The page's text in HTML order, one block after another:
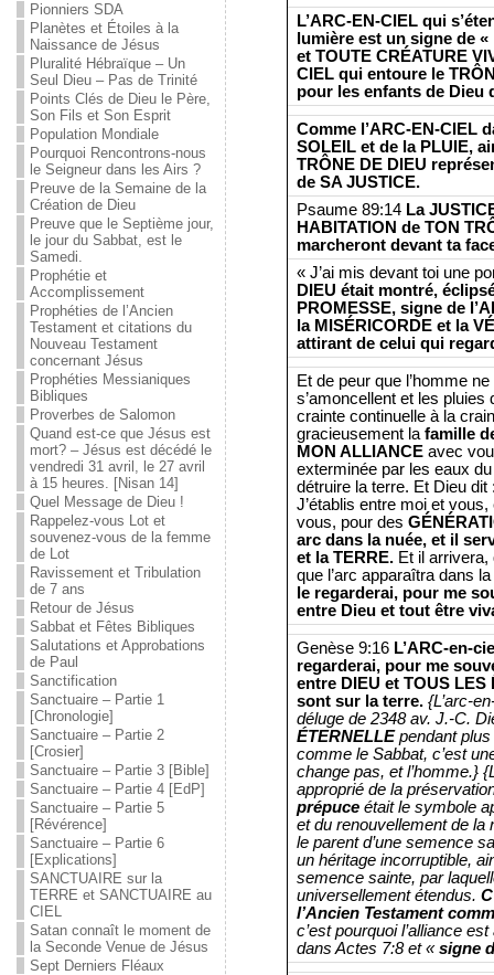
Pionniers SDA
Planètes et Étoiles à la
Naissance de Jésus
Pluralité Hébraïque – Un
Seul Dieu – Pas de Trinité
Points Clés de Dieu le Père,
Son Fils et Son Esprit
Population Mondiale
Pourquoi Rencontrons-nous
le Seigneur dans les Airs ?
Preuve de la Semaine de la
Création de Dieu
Preuve que le Septième jour,
le jour du Sabbat, est le
Samedi.
Prophétie et
Accomplissement
Prophéties de l’Ancien
Testament et citations du
Nouveau Testament
concernant Jésus
Prophéties Messianiques
Bibliques
Proverbes de Salomon
Quand est-ce que Jésus est
mort? – Jésus est décédé le
vendredi 31 avril, le 27 avril
à 15 heures. [Nisan 14]
Quel Message de Dieu !
Rappelez-vous Lot et
souvenez-vous de la femme
de Lot
Ravissement et Tribulation
de 7 ans
Retour de Jésus
Sabbat et Fêtes Bibliques
Salutations et Approbations
de Paul
Sanctification
Sanctuaire – Partie 1
[Chronologie]
Sanctuaire – Partie 2
[Crosier]
Sanctuaire – Partie 3 [Bible]
Sanctuaire – Partie 4 [EdP]
Sanctuaire – Partie 5
[Révérence]
Sanctuaire – Partie 6
[Explications]
SANCTUAIRE sur la
TERRE et SANCTUAIRE au
CIEL
Satan connaît le moment de
la Seconde Venue de Jésus
Sept Derniers Fléaux
L’ARC-EN-CIEL qui
lumière est un signe de
et TOUTE CRÉATURE
CIEL qui entoure le
pour les enfants de Dieu
Comme l’ARC-EN-CIEL
SOLEIL et de la PLUIE,
TRÔNE DE DIEU
de SA JUSTICE.
Psaume 89:14 La
HABITATION de TON
marcheront devant ta
« J’ai mis devant toi une
DIEU était montré,
PROMESSE, signe de
la MISÉRICORDE et la
attirant de celui qui
Et de peur que l’homme
s’amoncellent et les pluies
crainte continuelle à la
gracieusement la famille
MON ALLIANCEavec
exterminée par les eaux
détruire la terre. Et Dieu dit
J’établis entre moi et
vous, pour des
arc dans la nuée, et il
et la TERRE.Et il arrivera,
que l’arc apparaîtra dans
le regarderai, pour me
entre Dieu et tout être
Genèse 9:16 L’ARC-en-
regarderai, pour me
entre DIEU et TOUS
sont sur la terre. {L’arc-
déluge de 2348 av. J.-C.
ÉTERNELLEpendant plus
comme le Sabbat, c’est
change pas, et l’homme.}
approprié de la
prépuceétait le symbole
et du renouvellement de la
le parent d’une semence
un héritage incorruptible,
semence sainte, par
universellement étendus.
l’Ancien Testament
c’est pourquoi l’alliance
dans Actes 7:8 et «signe